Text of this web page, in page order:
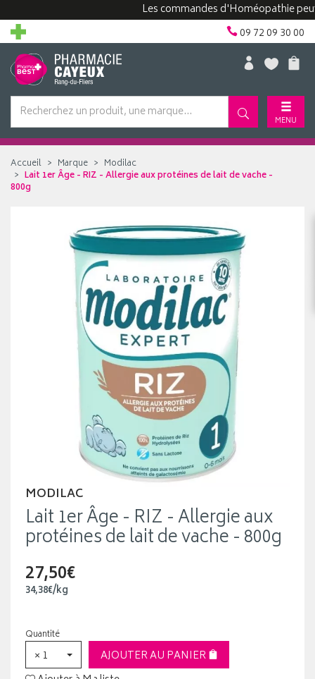
Les commandes d'Homéopathie
09 72 09 30 00
MENU
Accueil Marque
Modilac
Lait 1er Âge - RIZ - Allergie aux protéines de lait de vache -
800g
MODILAC
Lait 1er Âge - RIZ - Allergie aux
protéines de lait de vache - 800g
27,50€
34,38€/kg
Quantité
× 1
AJOUTER AU PANIER